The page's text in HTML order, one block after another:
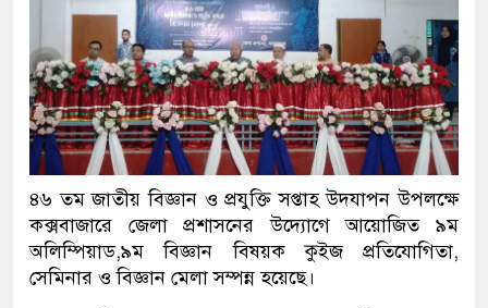
৪৬ তম জাতীয় বিজ্ঞান ও প্রযুক্তি সপ্তাহ উদযাপন উপলক্ষে
কক্সবাজারে জেলা প্রশাসনের উদ্যোগে আয়োজিত ৯ম
অলিম্পিয়াড,৯ম বিজ্ঞান বিষয়ক কুইজ প্রতিযোগিতা,
সেমিনার ও বিজ্ঞান মেলা সম্পন্ন হয়েছে।